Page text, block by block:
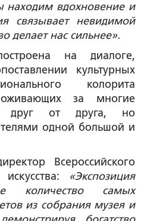
находим вдохновение и
связывает невидимой
делает нас сильнее».
на диалоге,
культурных
колорита
за многие
друг от друга, но
одной большой и
Всероссийского
«Экспозиция
количество самых
из собрания музея и